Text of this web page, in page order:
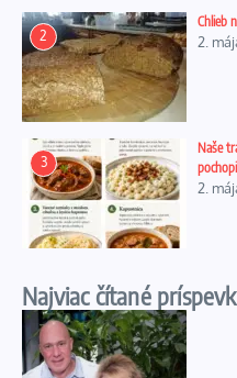
2
Chlieb
2.
3
Naše
2.
Najviac čítané